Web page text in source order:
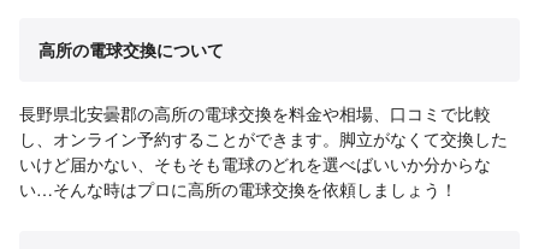
高所の電球交換について
長野県北安曇郡の高所の電球交換を料金や相場、口コミで比較
し、オンライン予約することができます。脚立がなくて交換した
いけど届かない、そもそも電球のどれを選べばいいか分からな
い…そんな時はプロに高所の電球交換を依頼しましょう！